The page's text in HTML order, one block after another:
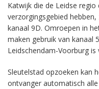
Katwijk die de Leidse
verzorgingsgebied
kanaal 9D. Omroepen in
maken gebruik van kanaal
Leidschendam-Voorburg
Sleutelstad opzoeken kan
ontvanger automatisch